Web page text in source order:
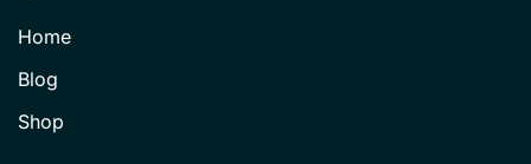
Home
Blog
Shop